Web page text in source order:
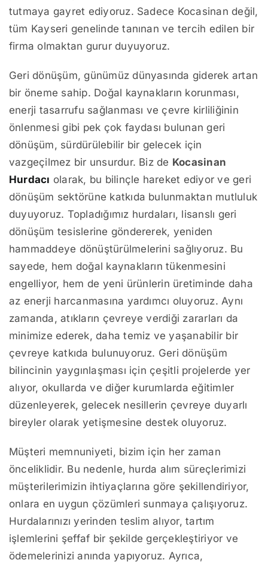
tutmaya gayret ediyoruz. Sadece Kocasinan değil,
tüm Kayseri genelinde tanınan ve tercih edilen bir
firma olmaktan gurur duyuyoruz.
Geri dönüşüm, günümüz dünyasında giderek artan
bir öneme sahip. Doğal kaynakların korunması,
enerji tasarrufu sağlanması ve çevre kirliliğinin
önlenmesi gibi pek çok faydası bulunan geri
dönüşüm, sürdürülebilir bir gelecek için
vazgeçilmez bir unsurdur. Biz de Kocasinan
Hurdacı olarak, bu bilinçle hareket ediyor ve geri
dönüşüm sektörüne katkıda bulunmaktan mutluluk
duyuyoruz. Topladığımız hurdaları, lisanslı geri
dönüşüm tesislerine göndererek, yeniden
hammaddeye dönüştürülmelerini sağlıyoruz. Bu
sayede, hem doğal kaynakların tükenmesini
engelliyor, hem de yeni ürünlerin üretiminde daha
az enerji harcanmasına yardımcı oluyoruz. Aynı
zamanda, atıkların çevreye verdiği zararları da
minimize ederek, daha temiz ve yaşanabilir bir
çevreye katkıda bulunuyoruz. Geri dönüşüm
bilincinin yaygınlaşması için çeşitli projelerde yer
alıyor, okullarda ve diğer kurumlarda eğitimler
düzenleyerek, gelecek nesillerin çevreye duyarlı
bireyler olarak yetişmesine destek oluyoruz.
Müşteri memnuniyeti, bizim için her zaman
önceliklidir. Bu nedenle, hurda alım süreçlerimizi
müşterilerimizin ihtiyaçlarına göre şekillendiriyor,
onlara en uygun çözümleri sunmaya çalışıyoruz.
Hurdalarınızı yerinden teslim alıyor, tartım
işlemlerini şeffaf bir şekilde gerçekleştiriyor ve
ödemelerinizi anında yapıyoruz. Ayrıca,